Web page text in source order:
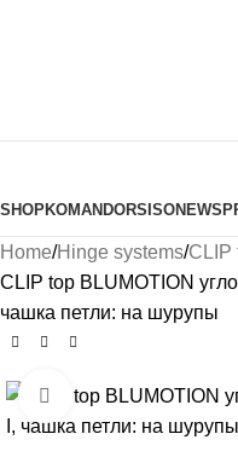
SHOPKOMANDORSISONEWS
Home Hinge systems CLIP
CLIP top BLUMOTION
чашка петли: на шурупы
Click to enlarge